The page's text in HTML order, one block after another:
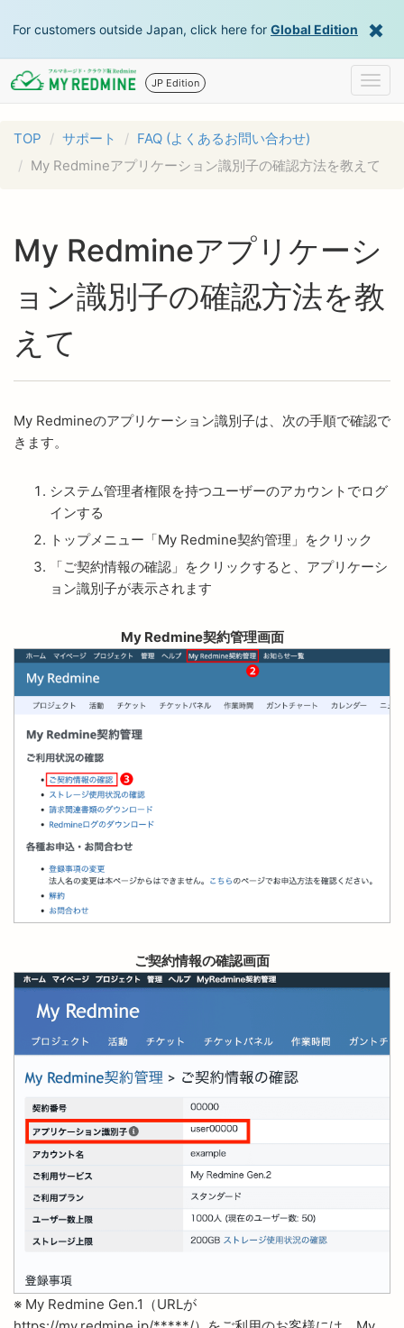
For customers outside Japan, click here for Global Edition
JP Edition
TOP サポート
FAQ (よくあるお問い合わせ)
My Redmineアプリケーション識別子の確認方法を教えて
My Redmineアプリケーシ
ョン識別子の確認方法を教
えて
My Redmineのアプリケーション識別子は、次の手順で確認で
きます。
システム管理者権限を持つユーザーのアカウントでログ
インする
トップメニュー「My Redmine契約管理」をクリック
「ご契約情報の確認」をクリックすると、アプリケーシ
ョン識別子が表示されます
My Redmine契約管理画面
ご契約情報の確認画面
※ My Redmine Gen.1（URLが